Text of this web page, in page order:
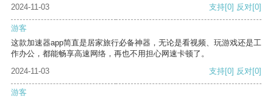
2024-11-03 支持[0] 反对[0]
游客
这款加速器app简直是居家旅行必备神器，无论是看视频、玩游戏还是工
作办公，都能畅享高速网络，再也不用担心网速卡顿了。
2024-11-03
支持[0] 反对[0]
游客